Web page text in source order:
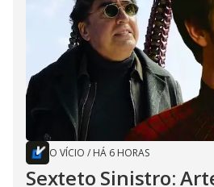
O VÍCIO / HÁ 6 HORAS
Sexteto Sinistro: